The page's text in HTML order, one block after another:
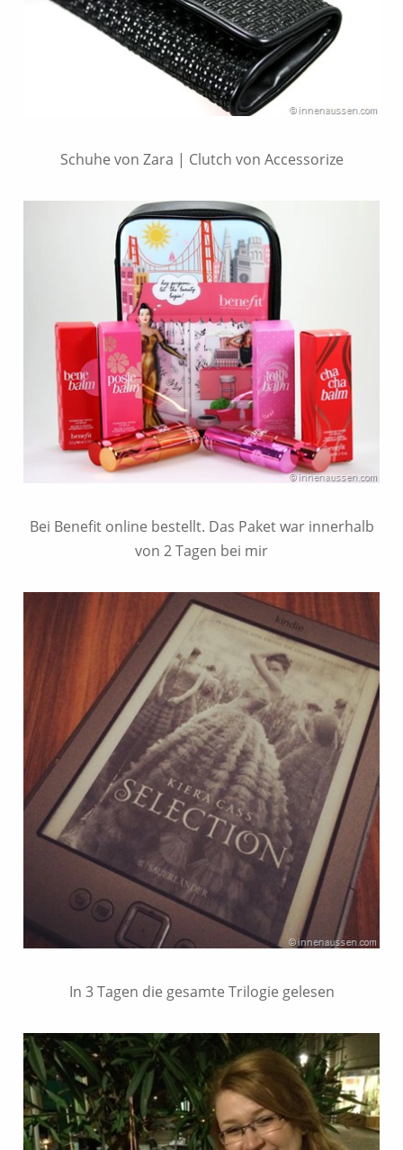
Schuhe von Zara | Clutch von Accessorize
Bei Benefit online bestellt. Das Paket war innerhalb
von 2 Tagen bei mir
In 3 Tagen die gesamte Trilogie gelesen